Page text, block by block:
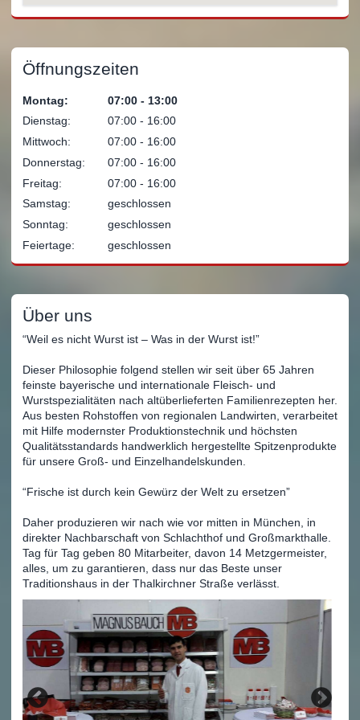
Öffnungszeiten
Montag:
07:00 ‐ 13:00
Dienstag:
07:00 ‐ 16:00
Mittwoch:
07:00 ‐ 16:00
Donnerstag:
07:00 ‐ 16:00
Freitag:
07:00 ‐ 16:00
Samstag:
geschlossen
Sonntag:
geschlossen
Feiertage:
geschlossen
Über uns
“Weil es nicht Wurst ist – Was in der Wurst ist!”
Dieser Philosophie folgend stellen wir seit über 65 Jahren
feinste bayerische und internationale Fleisch- und
Wurstspezialitäten nach altüberlieferten Familienrezepten her.
Aus besten Rohstoffen von regionalen Landwirten, verarbeitet
mit Hilfe modernster Produktionstechnik und höchsten
Qualitätsstandards handwerklich hergestellte Spitzenprodukte
für unsere Groß- und Einzelhandelskunden.
“Frische ist durch kein Gewürz der Welt zu ersetzen”
Daher produzieren wir nach wie vor mitten in München, in
direkter Nachbarschaft von Schlachthof und Großmarkthalle.
Tag für Tag geben 80 Mitarbeiter, davon 14 Metzgermeister,
alles, um zu garantieren, dass nur das Beste unser
Traditionshaus in der Thalkirchner Straße verlässt.